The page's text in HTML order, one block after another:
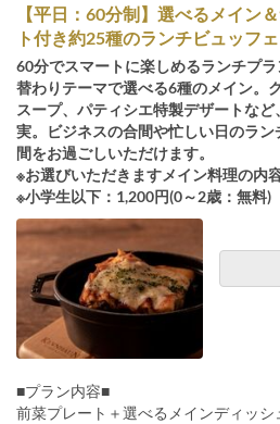
【平日：60分制】選べるメイン
ト付き約25種のランチビュッフェ
60分でスマートに楽しめるランチプ
替わりテーマで選べる6種のメイン。
スープ、パティシエ特製デザートな
実。ビジネスの合間や忙しい日のラ
間をお過ごしいただけます。
※お選びいただきますメイン料理の内
※小学生以下：1,200円(0～2歳：無料)
■プラン内容■
前菜プレート＋選べるメインディッ